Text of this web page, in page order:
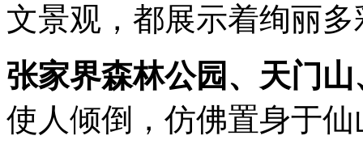
文景观，都展示着绚丽
张家界森林公园、天门
使人倾倒，仿佛置身于